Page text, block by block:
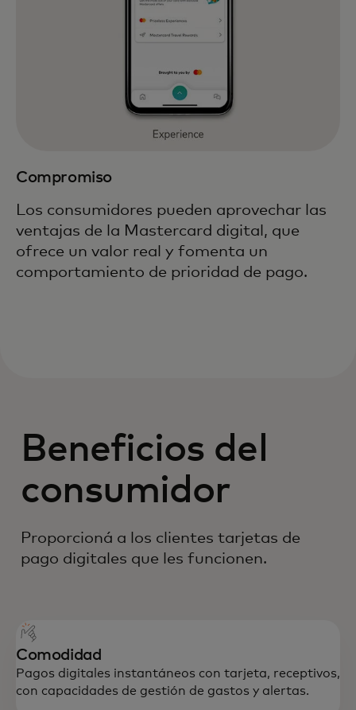
Compromiso
Los consumidores pueden aprovechar las
ventajas de la Mastercard digital, que
ofrece un valor real y fomenta un
comportamiento de prioridad de pago.
Beneficios del
consumidor
Proporcioná a los clientes tarjetas de
pago digitales que les funcionen.
Comodidad
Pagos digitales instantáneos con tarjeta, receptivos,
con capacidades de gestión de gastos y alertas.